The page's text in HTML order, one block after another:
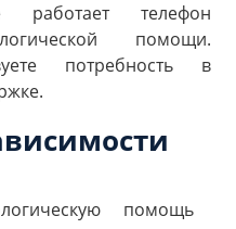
телефон
помощи.
потребность в